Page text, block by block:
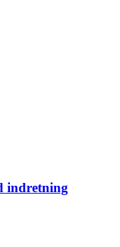
indretning